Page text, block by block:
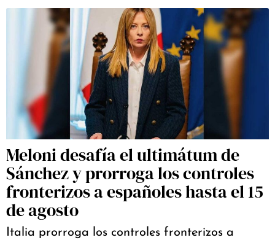
Meloni desafía el ultimátum de
Sánchez y prorroga los controles
fronterizos a españoles hasta el 15
de agosto
Italia prorroga los controles fronterizos a